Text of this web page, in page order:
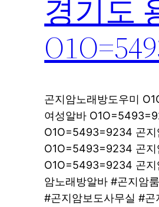
경기도
곤지암노래방도우미
여성알바
O1O=5493=9234 곤지
O1O=5493=9234 곤지
O1O=5493=9234 곤지
암노래방알바 #곤지암
#곤지암보도사무실 #